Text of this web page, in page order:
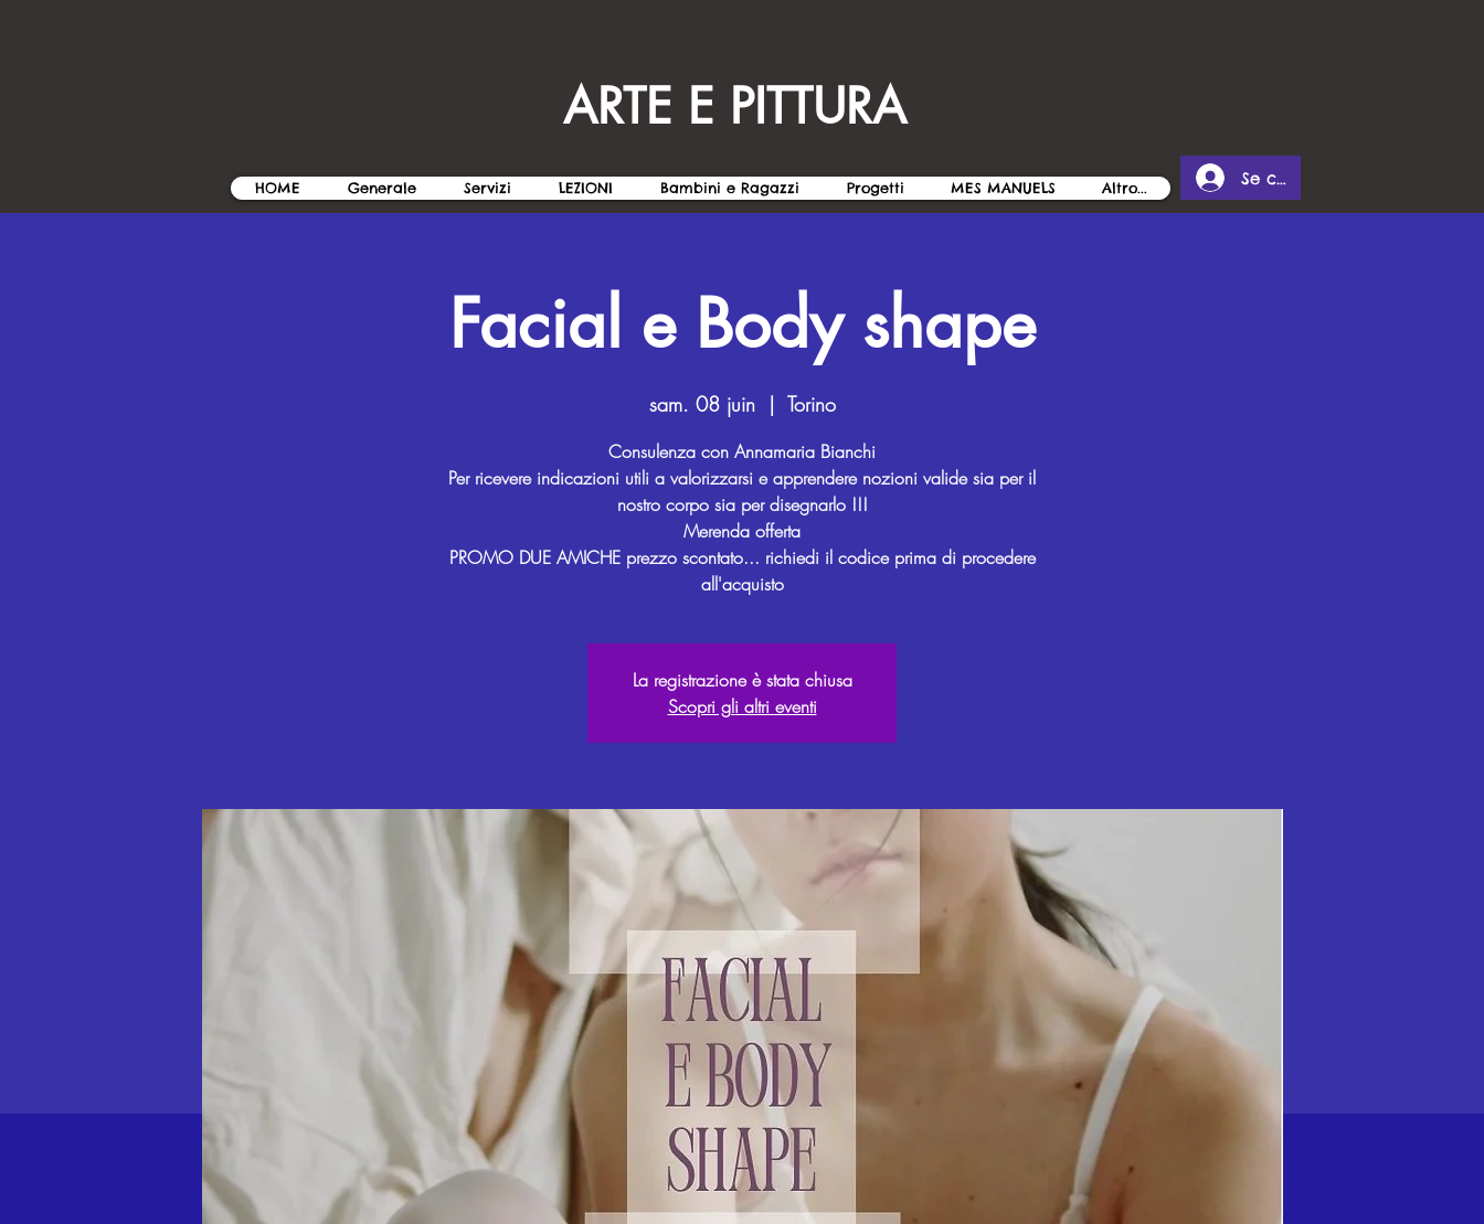
ARTE E PITTURA
HOME Generale Servizi LEZIONI Bambini e Ragazzi Progetti MES MANUELS Altro... Se connecter
Facial e Body shape
sam. 08 juin
  |
Torino
Consulenza con Annamaria Bianchi
Per ricevere indicazioni utili a valorizzarsi e apprendere nozioni valide sia per il
nostro corpo sia per disegnarlo !!!
Merenda offerta
PROMO DUE AMICHE prezzo scontato... richiedi il codice prima di procedere
all'acquisto
La registrazione è stata chiusa
Scopri gli altri eventi